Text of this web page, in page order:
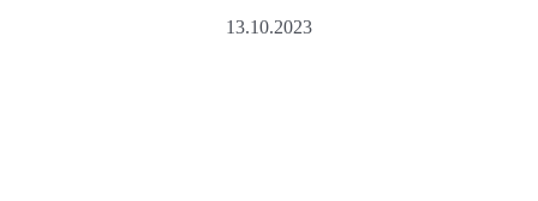
13.10.2023